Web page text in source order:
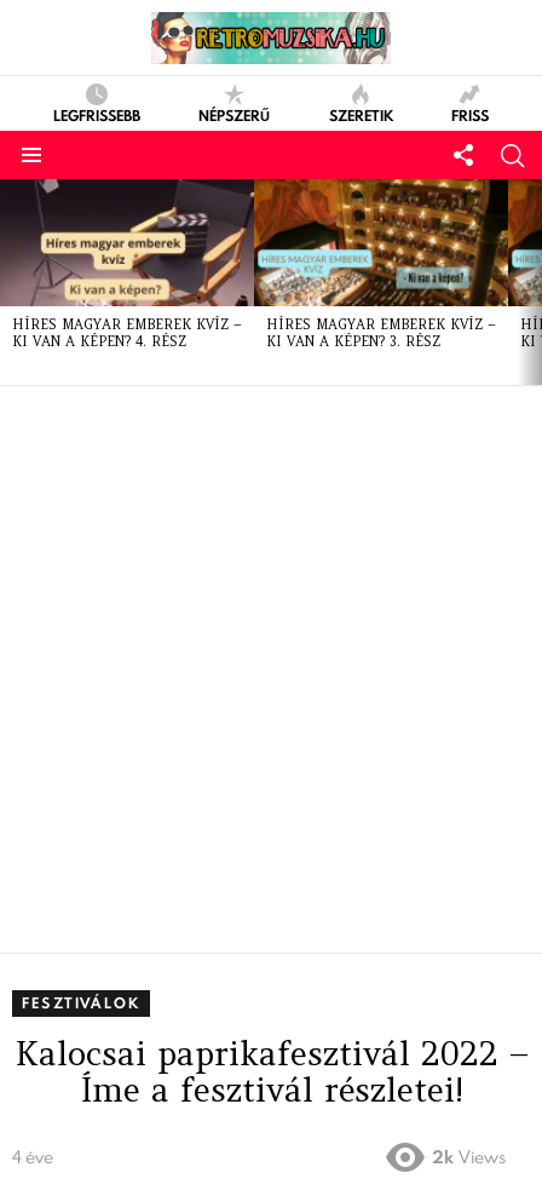
LEGFRISSEBB NÉPSZERŰ SZERETIK FRISS
LATEST
STORIES
HÍRES MAGYAR EMBEREK KVÍZ –
KI VAN A KÉPEN? 4. RÉSZ
HÍRES MAGYAR EMBEREK KVÍZ –
KI VAN A KÉPEN? 3. RÉSZ
KI
FESZTIVÁLOK
Kalocsai paprikafesztivál 2022 –
Íme a fesztivál részletei!
4 éve 2k Views